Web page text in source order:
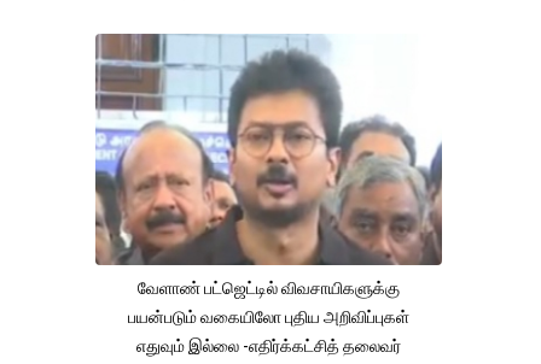
வேளாண் பட்ஜெட்டில் விவசாயிகளுக்கு
பயன்படும் வகையிலோ புதிய அறிவிப்புகள்
எதுவும் இல்லை -எதிர்க்கட்சித் தலைவர்